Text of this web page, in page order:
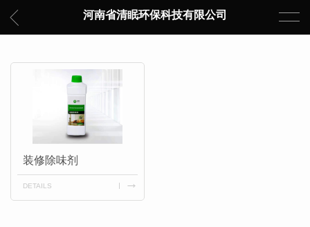
河南省清眠环保科技有限公司
装修除味剂
DETAILS